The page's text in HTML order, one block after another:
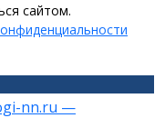
сайтом.
nn.ru —